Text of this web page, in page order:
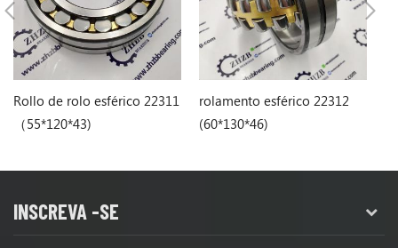
Rollo de rolo esférico 22311
（55*120*43)
rolamento esférico 22312
(60*130*46)
INSCREVA -SE